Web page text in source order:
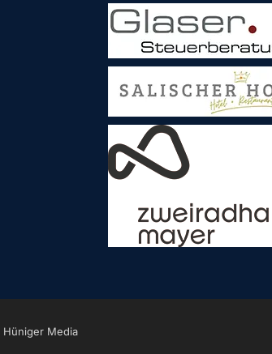
Hüniger Media